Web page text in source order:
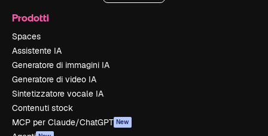
Prodotti
Spaces
Assistente IA
Generatore di immagini IA
Generatore di video IA
Sintetizzatore vocale IA
Contenuti stock
MCP per Claude/ChatGPT New